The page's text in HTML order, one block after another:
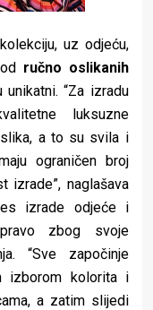
uz odjeću,
ručno oslikanih
“Za izradu
luksuzne
a to su svila i
ograničen broj
izrade”, naglašava
izrade odjeće i
zbog svoje
“Sve započinje
izborom kolorita i
a zatim slijedi